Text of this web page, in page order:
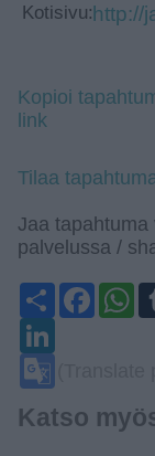
Kotisivu:http://
Kopioi
link
Tilaa
Jaa tapahtuma
palvelussa /
Share
Katso